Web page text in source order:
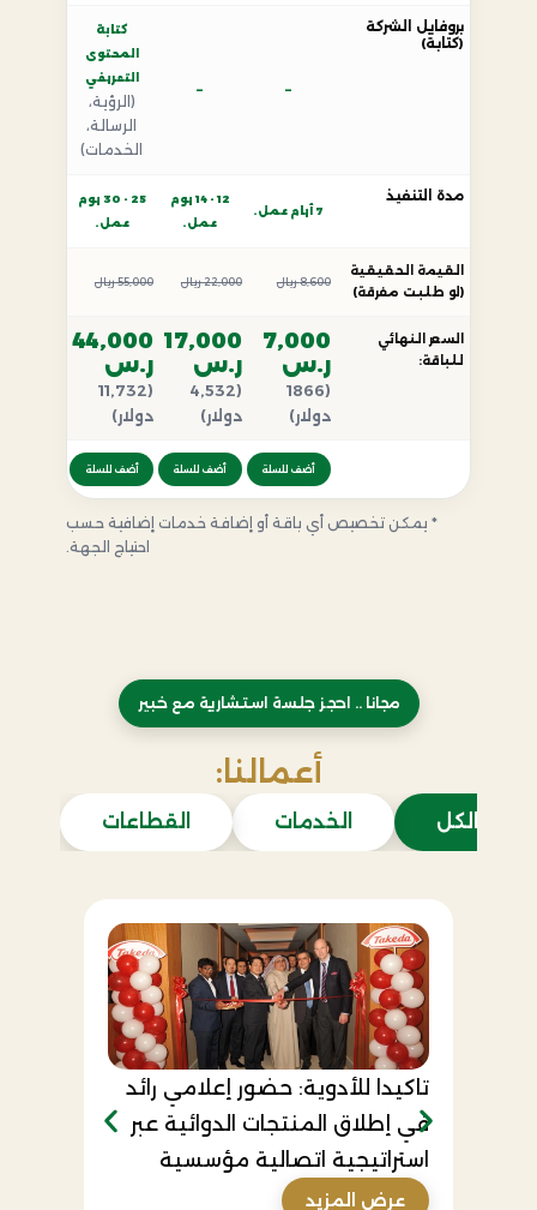
بروفايل الشركة
(كتابة)
—
—
كتابة
المحتوى
التعريفي
(الرؤية،
الرسالة،
الخدمات)
مدة التنفيذ
7 أيام عمل.
12 - 14 يوم
عمل.
25 - 30 يوم
عمل.
القيمة الحقيقية
(لو طلبت مفرقة)
8,600 ريال 22,000 ريال 55,000 ريال
السعر النهائي
للباقة:
7,000
ر.س
(1866
دولار)
17,000
ر.س
(4,532
دولار)
44,000
ر.س
(11,732
دولار)
أضف للسلة أضف للسلة أضف للسلة
* يمكن تخصيص أي باقة أو إضافة خدمات إضافية حسب
احتياج الجهة.
مجانا .. احجز جلسة استشارية مع خبير
أعمالنا:
الكل الخدمات القطاعات
تاكيدا للأدوية: حضور إعلامي رائد
في إطلاق المنتجات الدوائية عبر
استراتيجية اتصالية مؤسسية
عرض المزيد